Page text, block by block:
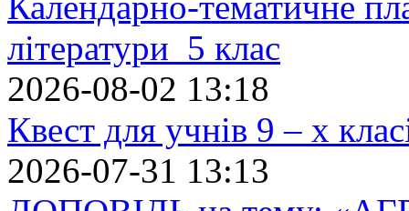
літератури 5 клас
2026-08-02 13:18
Квест для учнів 9 – х
2026-07-31 13:13